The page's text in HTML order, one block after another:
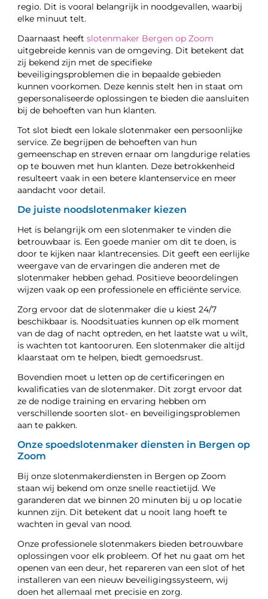
regio. Dit is vooral belangrijk in noodgevallen, waarbij
elke minuut telt.
Daarnaast heeftslotenmaker Bergen op Zoom
uitgebreide kennis van de omgeving. Dit betekent dat
zij bekend zijn met de specifieke
beveiligingsproblemen die in bepaalde gebieden
kunnen voorkomen. Deze kennis stelt hen in staat om
gepersonaliseerde oplossingen te bieden die aansluiten
bij de behoeften van hun klanten.
Tot slot biedt een lokale slotenmaker een persoonlijke
service. Ze begrijpen de behoeften van hun
gemeenschap en streven ernaar om langdurige relaties
op te bouwen met hun klanten. Deze betrokkenheid
resulteert vaak in een betere klantenservice en meer
aandacht voor detail.
De juiste noodslotenmaker kiezen
Het is belangrijk om een slotenmaker te vinden die
betrouwbaar is. Een goede manier om dit te doen, is
door te kijken naar klantrecensies. Dit geeft een eerlijke
weergave van de ervaringen die anderen met de
slotenmaker hebben gehad. Positieve beoordelingen
wijzen vaak op een professionele en efficiënte service.
Zorg ervoor dat de slotenmaker die u kiest 24/7
beschikbaar is. Noodsituaties kunnen op elk moment
van de dag of nacht optreden, en het laatste wat u wilt,
is wachten tot kantooruren. Een slotenmaker die altijd
klaarstaat om te helpen, biedt gemoedsrust.
Bovendien moet u letten op de certificeringen en
kwalificaties van de slotenmaker. Dit zorgt ervoor dat
ze de nodige training en ervaring hebben om
verschillende soorten slot- en beveiligingsproblemen
aan te pakken.
Onze spoedslotenmaker diensten in Bergen op
Zoom
Bij onze slotenmakerdiensten in Bergen op Zoom
staan wij bekend om onze snelle reactietijd. We
garanderen dat we binnen 20 minuten bij u op locatie
kunnen zijn. Dit betekent dat u nooit lang hoeft te
wachten in geval van nood.
Onze professionele slotenmakers bieden betrouwbare
oplossingen voor elk probleem. Of het nu gaat om het
openen van een deur, het repareren van een slot of het
installeren van een nieuw beveiligingssysteem, wij
doen het allemaal met precisie en zorg.